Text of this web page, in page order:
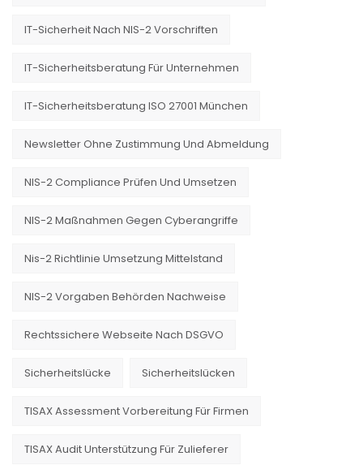
IT-Sicherheit Nach NIS-2 Vorschriften
IT-Sicherheitsberatung Für Unternehmen
IT-Sicherheitsberatung ISO 27001 München
Newsletter Ohne Zustimmung Und Abmeldung
NIS-2 Compliance Prüfen Und Umsetzen
NIS-2 Maßnahmen Gegen Cyberangriffe
Nis-2 Richtlinie Umsetzung Mittelstand
NIS-2 Vorgaben Behörden Nachweise
Rechtssichere Webseite Nach DSGVO
Sicherheitslücke Sicherheitslücken
TISAX Assessment Vorbereitung Für Firmen
TISAX Audit Unterstützung Für Zulieferer